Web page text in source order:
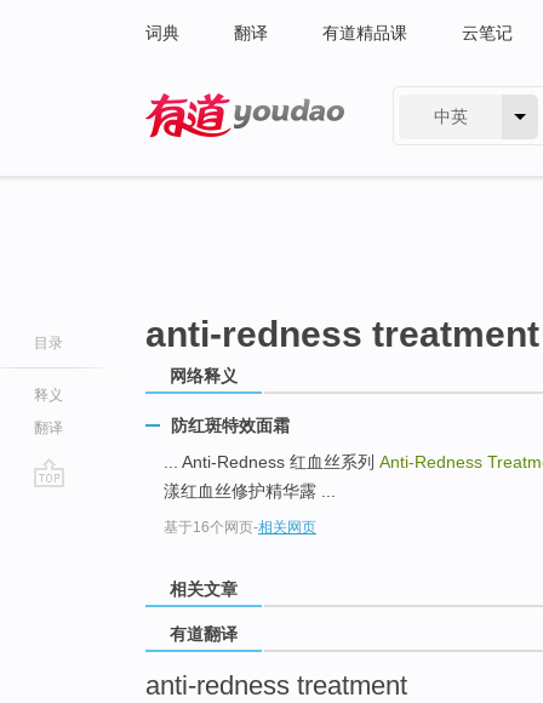
词典 翻译 有道精品课 云笔记
中英
目录
释义
翻译
anti-redness treatment
网络释义
防红斑特效面霜
... Anti-Redness 红血丝系列 Anti-Redness
漾红血丝修护精华露 ...
基于16个网页-相关网页
相关文章
有道翻译
anti-redness treatment